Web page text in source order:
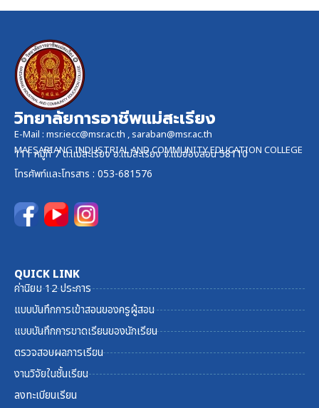
วิทยาลัยการอาชีพแม่สะเรียง
E-Mail : msr.iecc@msr.ac.th ,saraban@msr.ac.th
MAESARIANG INDUSTRIAL AND COMMUNITY EDUCATION COLLEGE
111 หมู่ที่ 7 ต.แม่สะเรียง อ.แม่สะเรียง จ.แม่ฮ่องสอน 58110
โทรศัพท์และโทรสาร : 053-681576
QUICK LINK
ค่านิยม 12 ประการ
แบบบันทึกการเข้าสอนของครูผู้สอน
แบบบันทึกการขาดเรียนของนักเรียน
ตรวจสอบผลการเรียน
งานวิจัยในชั้นเรียน
ลงทะเบียนเรียน